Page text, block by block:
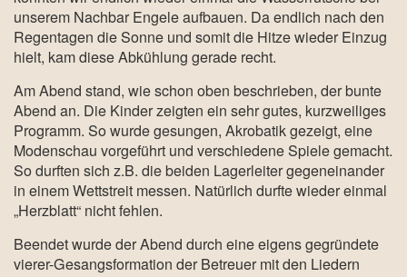
unserem Nachbar Engele aufbauen. Da endlich nach den
Regentagen die Sonne und somit die Hitze wieder Einzug
hielt, kam diese Abkühlung gerade recht.
Am Abend stand, wie schon oben beschrieben, der bunte
Abend an. Die Kinder zeigten ein sehr gutes, kurzweiliges
Programm. So wurde gesungen, Akrobatik gezeigt, eine
Modenschau vorgeführt und verschiedene Spiele gemacht.
So durften sich z.B. die beiden Lagerleiter gegeneinander
in einem Wettstreit messen. Natürlich durfte wieder einmal
„Herzblatt“ nicht fehlen.
Beendet wurde der Abend durch eine eigens gegründete
vierer-Gesangsformation der Betreuer mit den Liedern